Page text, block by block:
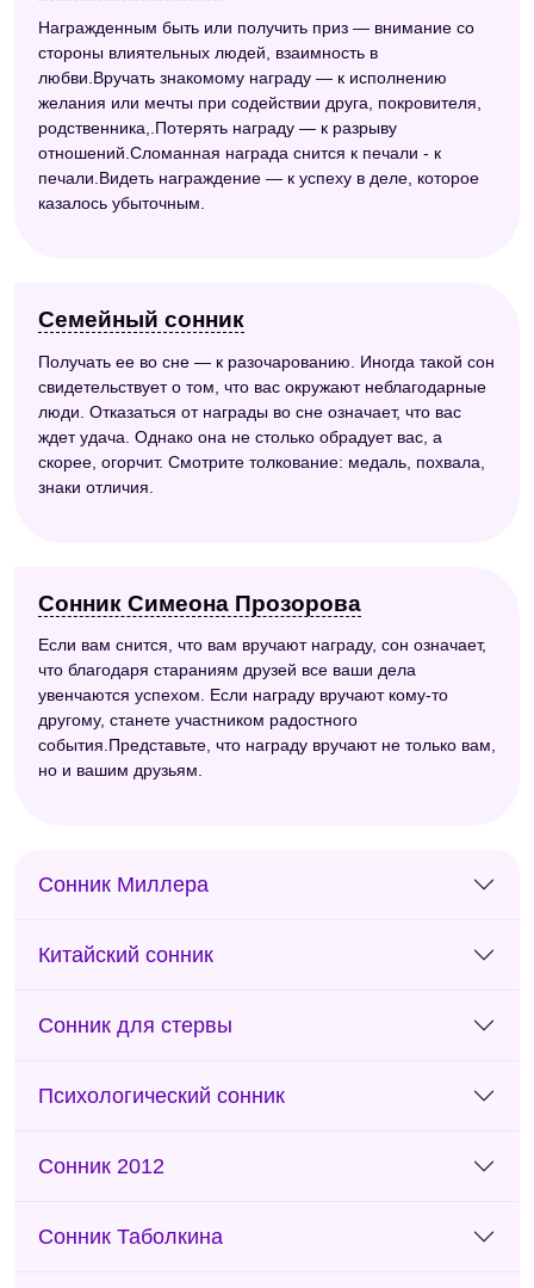
Награжденным быть или получить приз — внимание со
стороны влиятельных людей, взаимность в
любви.Вручать знакомому награду — к исполнению
желания или мечты при содействии друга, покровителя,
родственника,.Потерять награду — к разрыву
отношений.Сломанная награда снится к печали - к
печали.Видеть награждение — к успеху в деле, которое
казалось убыточным.
Семейный сонник
Получать ее во сне — к разочарованию. Иногда такой сон
свидетельствует о том, что вас окружают неблагодарные
люди. Отказаться от награды во сне означает, что вас
ждет удача. Однако она не столько обрадует вас, а
скорее, огорчит. Смотрите толкование: медаль, похвала,
знаки отличия.
Сонник Симеона Прозорова
Если вам снится, что вам вручают награду, сон означает,
что благодаря стараниям друзей все ваши дела
увенчаются успехом. Если награду вручают кому-то
другому, станете участником радостного
события.Представьте, что награду вручают не только вам,
но и вашим друзьям.
Сонник Миллера
Китайский сонник
Сонник для стервы
Психологический сонник
Сонник 2012
Сонник Таболкина